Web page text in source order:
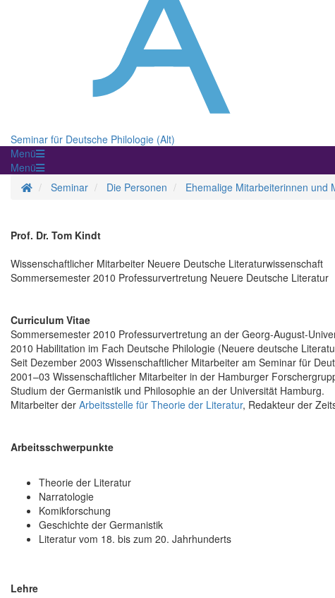
Seminar für Deutsche Philologie (Alt)
Menü
Menü
Homepage
Seminar Die Personen Ehemalige Mitarbeiterinnen und
Prof. Dr. Tom Kindt
Wissenschaftlicher Mitarbeiter Neuere Deutsche Literaturwissenschaft
Sommersemester 2010 Professurvertretung Neuere Deutsche Literatur
Curriculum Vitae
Sommersemester 2010 Professurvertretung an der Georg-August-
2010 Habilitation im Fach Deutsche Philologie (Neuere deutsche
Seit Dezember 2003 Wissenschaftlicher Mitarbeiter am Seminar für
2001–03 Wissenschaftlicher Mitarbeiter in der Hamburger
Studium der Germanistik und Philosophie an der Universität Hamburg.
Mitarbeiter der Arbeitsstelle für Theorie der Literatur, Redakteur der
Arbeitsschwerpunkte
Theorie der Literatur
Narratologie
Komikforschung
Geschichte der Germanistik
Literatur vom 18. bis zum 20. Jahrhunderts
Lehre